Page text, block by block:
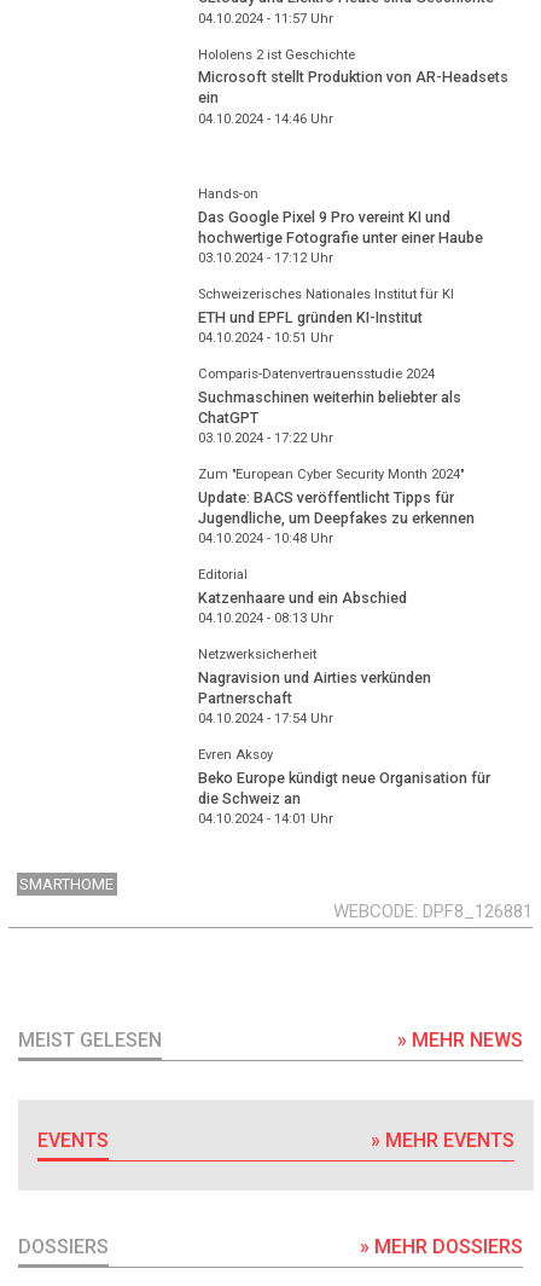
04.10.2024 - 11:57Uhr
Hololens 2 ist Geschichte
Microsoft stellt Produktion von AR-Headsets
ein
04.10.2024 - 14:46Uhr
Hands-on
Das Google Pixel 9 Pro vereint KI und
hochwertige Fotografie unter einer Haube
03.10.2024 - 17:12Uhr
Schweizerisches Nationales Institut für KI
ETH und EPFL gründen KI-Institut
04.10.2024 - 10:51 Uhr
Comparis-Datenvertrauensstudie 2024
Suchmaschinen weiterhin beliebter als
ChatGPT
03.10.2024 - 17:22Uhr
Zum "European Cyber Security Month 2024"
Update: BACS veröffentlicht Tipps für
Jugendliche, um Deepfakes zu erkennen
04.10.2024 - 10:48Uhr
Editorial
Katzenhaare und ein Abschied
04.10.2024 - 08:13Uhr
Netzwerksicherheit
Nagravision und Airties verkünden
Partnerschaft
04.10.2024 - 17:54Uhr
Evren Aksoy
Beko Europe kündigt neue Organisation für
die Schweiz an
04.10.2024 - 14:01 Uhr
SMARTHOME
WEBCODE DPF8_126881
MEIST GELESEN » MEHR NEWS
EVENTS » MEHR EVENTS
DOSSIERS » MEHR DOSSIERS